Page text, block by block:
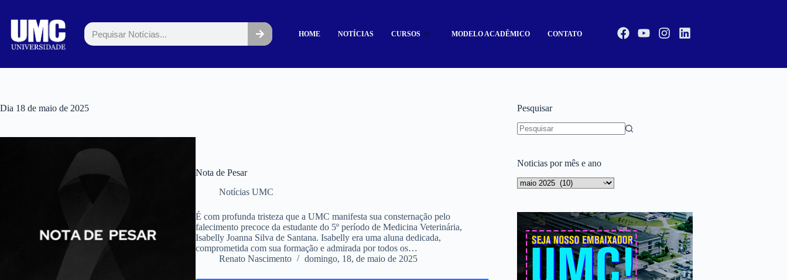
HOME NOTÍCIAS CURSOS MODELO ACADÊMICO CONTATO
Dia 18 de maio de 2025
Nota de Pesar
Notícias UMC
É com profunda tristeza que a UMC manifesta sua consternação pelo
falecimento precoce da estudante do 5º período de Medicina Veterinária,
Isabelly Joanna Silva de Santana. Isabelly era uma aluna dedicada,
comprometida com sua formação e admirada por todos os…
Renato Nascimento
domingo, 18, de maio de 2025
Pesquisar
Noticias por mês e ano